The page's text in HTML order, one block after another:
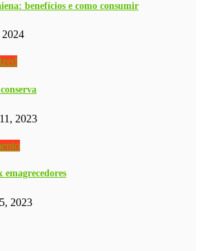
benefícios e como consumir
2024
2023
emagrecedores
2023